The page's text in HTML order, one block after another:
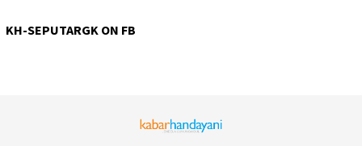
KH-SEPUTARGK ON FB